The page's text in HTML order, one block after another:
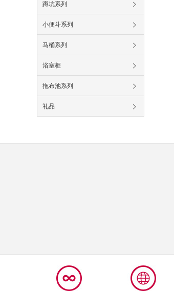
蹲坑系列
小便斗系列
马桶系列
浴室柜
拖布池系列
礼品